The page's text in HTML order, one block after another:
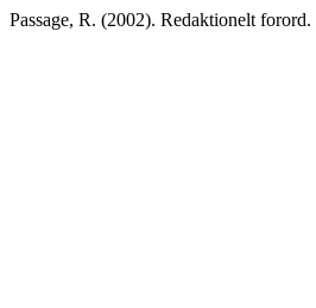
Passage, R. (2002). Redaktionelt forord.